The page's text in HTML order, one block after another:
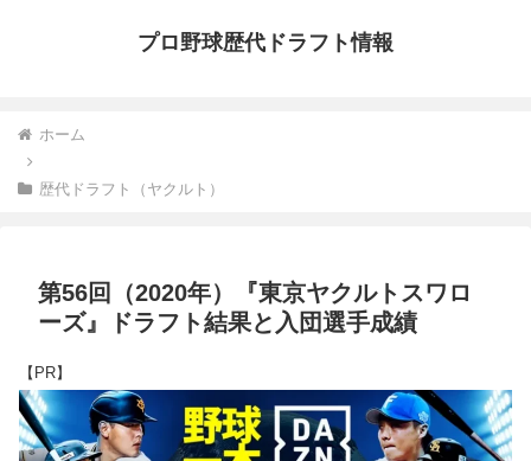
プロ野球歴代ドラフト情報
ホーム
歴代ドラフト（ヤクルト）
第56回（2020年）『東京ヤクルトスワロ
ーズ』ドラフト結果と入団選手成績
【PR】